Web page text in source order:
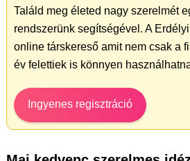
Találd meg életed nagy szerelmét
rendszerünk segítségével. A
online társkereső amit nem csak a
év felettiek is könnyen
Ingyenes regisztráció